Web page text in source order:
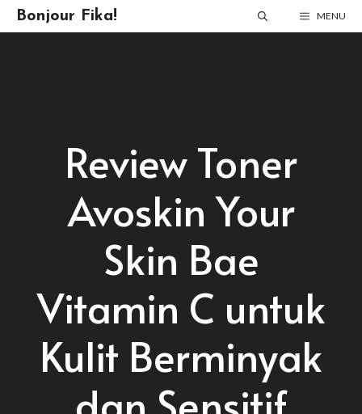
Skip
to
Bonjour Fika! MENU
Review Toner
Avoskin Your
Skin Bae
Vitamin C untuk
Kulit Berminyak